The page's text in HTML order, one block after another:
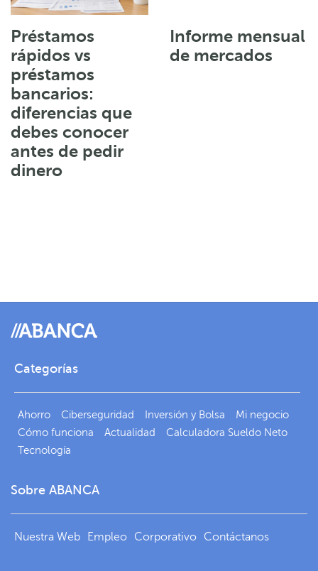
Préstamos
rápidos vs
préstamos
bancarios:
diferencias que
debes conocer
antes de pedir
dinero
Informe mensual
de mercados
Categorías
Ahorro Ciberseguridad Inversión y Bolsa
Mi negocio
Cómo funciona
Actualidad
Calculadora Sueldo Neto
Tecnología
Sobre ABANCA
Nuestra Web Empleo Corporativo Contáctanos